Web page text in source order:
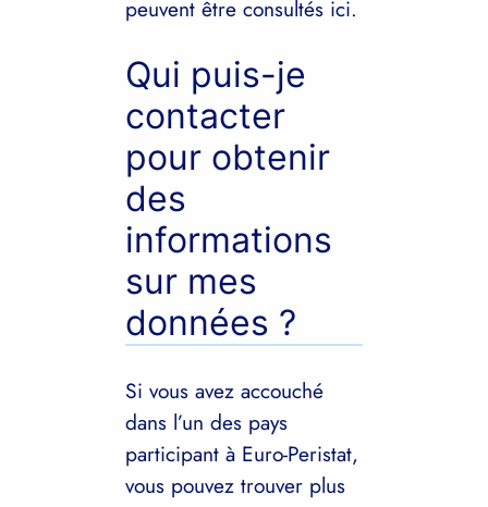
peuvent être consultés ici.
Qui puis-je
contacter
pour obtenir
des
informations
sur mes
données ?
Si vous avez accouché
dans l’un des pays
participant à Euro-Peristat,
vous pouvez trouver plus